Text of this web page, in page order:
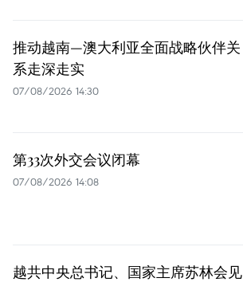
推动越南—澳大利亚全面战略伙伴关
系走深走实
07/08/2026 14:30
第33次外交会议闭幕
07/08/2026 14:08
越共中央总书记、国家主席苏林会见